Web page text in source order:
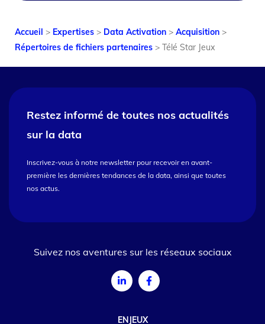
Accueil > Expertises > Data Activation > Acquisition >
Répertoires de fichiers partenaires > Télé Star Jeux
ENJEUX
Restez informé de toutes nos actualités
sur la data
Inscrivez-vous à notre newsletter pour recevoir en avant-
première les dernières tendances de la data, ainsi que toutes
nos actus.
Suivez nos aventures sur les réseaux sociaux